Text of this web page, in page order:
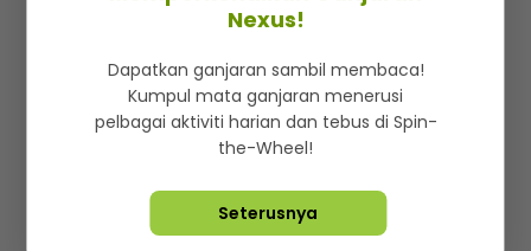
Iklan di SMG360
Terma & Syarat Dasar Privasi
Lebih hot, viral dan sensasi
Hakcipta Terpelihara ©2026. Star Media Group Berhad
Nexus!
Dapatkan ganjaran sambil membaca!
Kumpul mata ganjaran menerusi
pelbagai aktiviti harian dan tebus di Spin-
the-Wheel!
Seterusnya